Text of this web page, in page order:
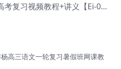
2025羊羊高三地理高考复习视频教程+讲义【Ei-051】
高三语文一轮复习暑假班网课教